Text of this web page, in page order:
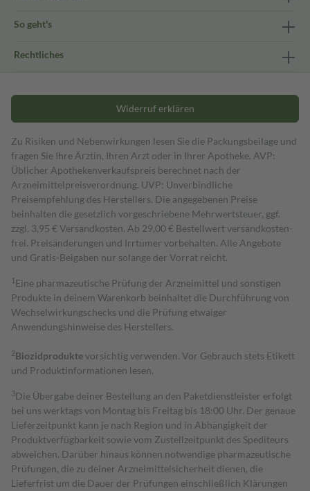
So geht's
Rechtliches
Widerruf erklären
Zu Risiken und Nebenwirkungen lesen Sie die Packungsbeilage und
fragen Sie Ihre Ärztin, Ihren Arzt oder in Ihrer Apotheke. AVP:
Üblicher Apothekenverkaufspreis berechnet nach der
Arzneimittelpreisverordnung. UVP: Unverbindliche
Preisempfehlung des Herstellers. Die angegebenen Preise
beinhalten die gesetzlich vorgeschriebene Mehrwertsteuer, ggf.
zzgl. 3,95 € Versandkosten. Ab 29,00 € Bestell­wert versand­kosten­
frei. Preisänderungen und Irrtümer vorbehalten. Alle Angebote
und Gratis-Beigaben nur solange der Vorrat reicht.
1 Eine pharmazeutische Prüfung der Arzneimittel und sonstigen
Produkte in deinem Warenkorb beinhaltet die Durchführung von
Wechselwirkungschecks und die Prüfung etwaiger
Anwendungshinweise des Herstellers.
2Biozidproduktevorsichtig verwenden. Vor Gebrauch stets Etikett
und Produktinformationen lesen.
3Die Übergabe deiner Bestellung an den Paketdienstleister erfolgt
bei uns werktags von Montag bis Freitag bis 18:00 Uhr. Der genaue
Lieferzeitpunkt kann je nach Region und in Abhängigkeit der
Produktverfügbarkeit sowie vom Zustellzeitpunkt des Spediteurs
abweichen. Darüber hinaus können notwendige pharmazeutische
Prüfungen, die zu deiner Arzneimittelsicherheit dienen, die
Lieferfrist um die Dauer der Prüfungen einschließlich Klärungen